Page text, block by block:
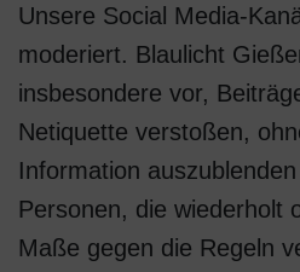
Unsere Social Media-
moderiert. Blaulicht
insbesondere vor,
Netiquette verstoßen,
Information
Personen, die wiederholt
Maße gegen die Regeln